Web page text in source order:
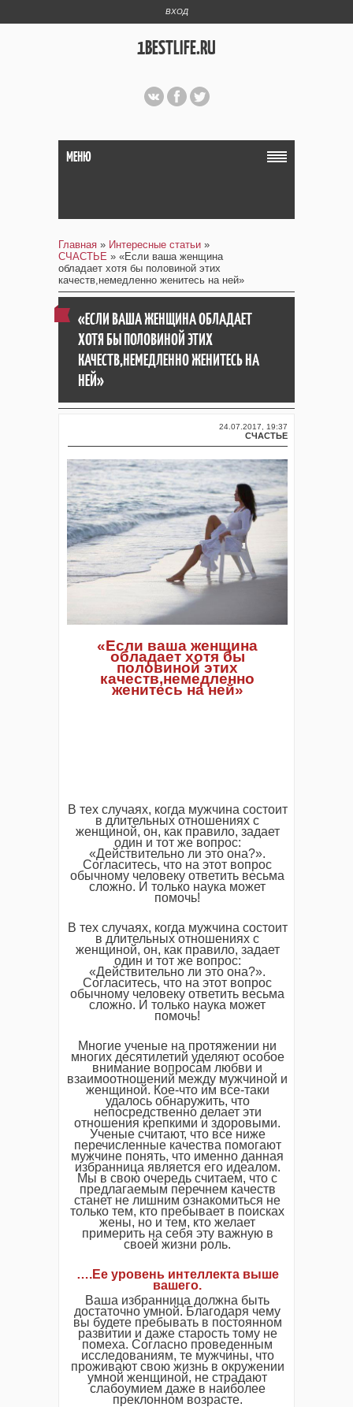
ВХОД
1BESTLIFE.RU
МЕНЮ
Главная » Интересные статьи »
СЧАСТЬЕ » «Если ваша женщина
обладает хотя бы половиной этих
качеств,немедленно женитесь на ней»
«ЕСЛИ ВАША ЖЕНЩИНА ОБЛАДАЕТ
ХОТЯ БЫ ПОЛОВИНОЙ ЭТИХ
КАЧЕСТВ,НЕМЕДЛЕННО ЖЕНИТЕСЬ НА
НЕЙ»
24.07.2017, 19:37
СЧАСТЬЕ
«Если ваша женщина
обладает хотя бы
половиной этих
качеств,немедленно
женитесь на ней»
В тех случаях, когда мужчина состоит
в длительных отношениях с
женщиной, он, как правило, задает
один и тот же вопрос:
«Действительно ли это она?».
Согласитесь, что на этот вопрос
обычному человеку ответить весьма
сложно. И только наука может
помочь!
В тех случаях, когда мужчина состоит
в длительных отношениях с
женщиной, он, как правило, задает
один и тот же вопрос:
«Действительно ли это она?».
Согласитесь, что на этот вопрос
обычному человеку ответить весьма
сложно. И только наука может
помочь!
Многие ученые на протяжении ни
многих десятилетий уделяют особое
внимание вопросам любви и
взаимоотношений между мужчиной и
женщиной. Кое-что им все-таки
удалось обнаружить, что
непосредственно делает эти
отношения крепкими и здоровыми.
Ученые считают, что все ниже
перечисленные качества помогают
мужчине понять, что именно данная
избранница является его идеалом.
Мы в свою очередь считаем, что с
предлагаемым перечнем качеств
станет не лишним ознакомиться не
только тем, кто пребывает в поисках
жены, но и тем, кто желает
примерить на себя эту важную в
своей жизни роль.
….Ее уровень интеллекта выше
вашего.
Ваша избранница должна быть
достаточно умной. Благодаря чему
вы будете пребывать в постоянном
развитии и даже старость тому не
помеха. Согласно проведенным
исследованиям, те мужчины, что
проживают свою жизнь в окружении
умной женщиной, не страдают
слабоумием даже в наиболее
преклонном возрасте.